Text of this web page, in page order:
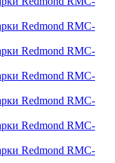
Redmond RMC-
Redmond RMC-
Redmond RMC-
Redmond RMC-
Redmond RMC-
Redmond RMC-